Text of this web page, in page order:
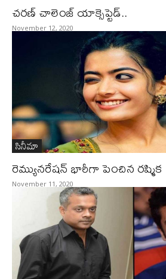
చరణ్‌ చాలెంజ్‌ యాక్సెప్టెడ్‌..
November 12, 2020
సినీమా
రెమ్యునరేషన్‌ భారీగా పెంచిన రష్మిక
November 11, 2020